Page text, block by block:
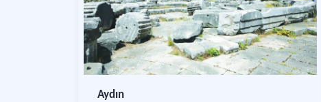
Aydın